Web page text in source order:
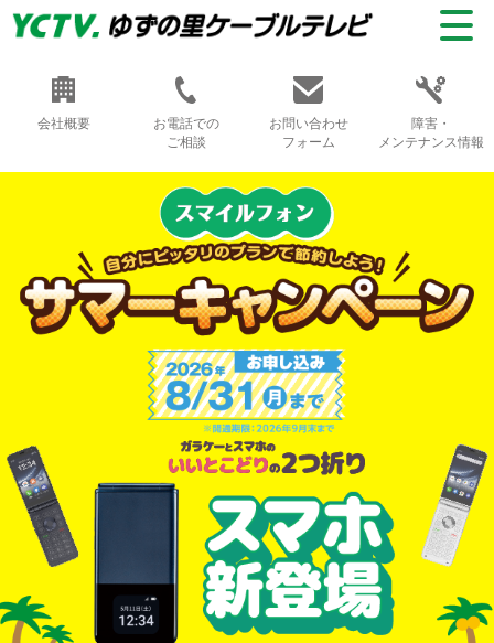
会社概要
お電話での
ご相談
お問い合わせ
フォーム
障害・
メンテナンス情報